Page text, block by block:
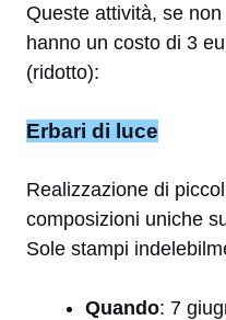
Queste attività, se
hanno un costo di 3
(ridotto):
Erbari di luce
Realizzazione di
composizioni uniche
Sole stampi
Quando: 7